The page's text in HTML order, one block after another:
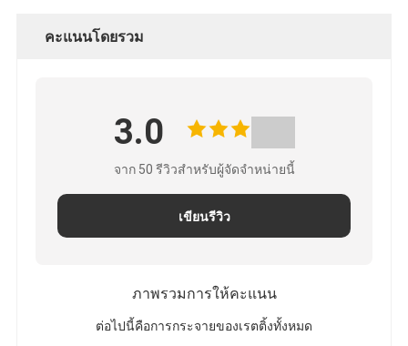
คะแนนโดยรวม
3.0
จาก 50 รีวิวสําหรับผู้จัดจําหน่ายนี้
เขียนรีวิว
ภาพรวมการให้คะแนน
ต่อไปนี้คือการกระจายของเรตติ้งทั้งหมด